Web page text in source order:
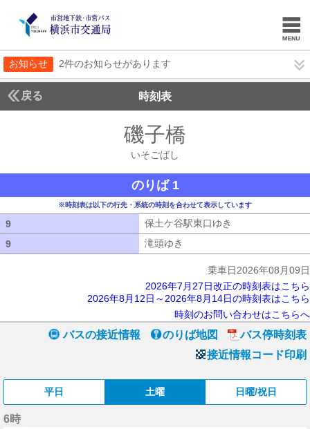
お知らせ 2件のお知らせがあります
戻る 時刻表
磯子橋
いそごばし
のりば 1
※時刻表は以下の行先・系統の時刻を合わせて表示しています
9 保土ケ谷駅東口ゆき
9
滝頭ゆき
乗車日2026年08月09日
2026年7月27日改正の時刻表はこちら
2026年8月12日～2026年8月14日の時刻表はこちら
時刻のお問い合わせはこちらへ
バスの接近情報 のりば地図
バス停時刻表
接近情報コード印刷
平日 土曜 日曜/祝日
6時